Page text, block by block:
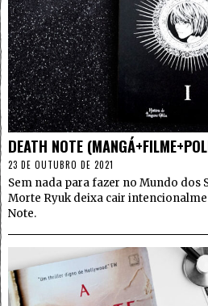
DEATH NOTE
23 DE OUTUBRO DE 2021
Sem nada para fazer no Mundo dos
Morte Ryuk deixa cair
Note.